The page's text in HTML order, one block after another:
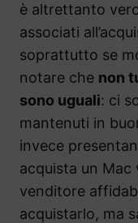
è altrettanto
associati
soprattutto se
notare che non
sono uguali: ci
mantenuti in
invece
acquista un Mac
venditore
acquistarlo, ma